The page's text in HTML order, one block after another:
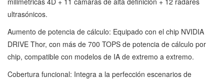
ultrasónicos.
Aumento de potencia de cálculo: Equipado con el chip NVIDIA
DRIVE Thor, con más de 700 TOPS de potencia de cálculo por
chip, compatible con modelos de IA de extremo a extremo.
Cobertura funcional: Integra a la perfección escenarios de